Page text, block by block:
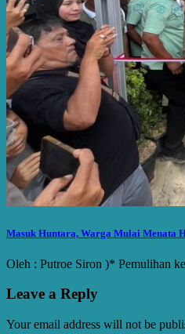
Masuk Huntara, Warga Mulai Menata
Oleh : Putroe Siron )* Pemulihan
Leave a Reply
Your email address will not be